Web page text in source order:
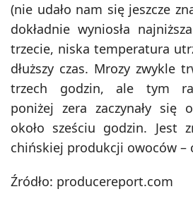
(nie udało nam się jeszcze
dokładnie wyniosła
trzecie, niska temperatura
dłuższy czas. Mrozy zwykle
trzech godzin, ale tym
poniżej zera zaczynały się
około sześciu godzin. Jest
chińskiej produkcji owoców –
Źródło: producereport.com